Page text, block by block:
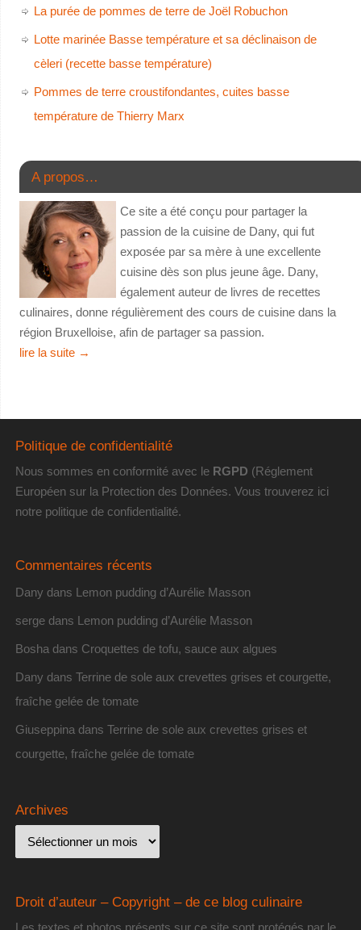
La purée de pommes de terre de Joël Robuchon
Lotte marinée Basse température et sa déclinaison de
cèleri (recette basse température)
Pommes de terre croustifondantes, cuites basse
température de Thierry Marx
A propos…
Ce site a été conçu pour partager la
passion de la cuisine de Dany, qui fut
exposée par sa mère à une excellente
cuisine dès son plus jeune âge. Dany,
également auteur de livres de recettes
culinaires, donne régulièrement des cours de cuisine dans la
région Bruxelloise, afin de partager sa passion.
lire la suite →
Politique de confidentialité
Nous sommes en conformité avec le RGPD (Réglement
Européen sur la Protection des Données. Vous trouverez ici
notre politique de confidentialité.
Commentaires récents
Dany dans Lemon pudding d’Aurélie Masson
sergedans Lemon pudding d’Aurélie Masson
Bosha dans Croquettes de tofu, sauce aux algues
Dany dans Terrine de sole aux crevettes grises et courgette,
fraîche gelée de tomate
Giuseppina dans Terrine de sole aux crevettes grises et
courgette, fraîche gelée de tomate
Archives
Droit d’auteur – Copyright – de ce blog culinaire
Les textes et photos présents sur ce site sont protégés par le